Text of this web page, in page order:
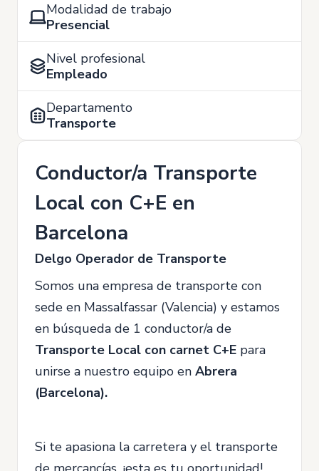
Modalidad de trabajo
Presencial
Nivel profesional
Empleado
Departamento
Transporte
Conductor/a Transporte
Local con C+E en
Barcelona
Delgo Operador de Transporte
Somos una empresa de transporte con
sede en Massalfassar (Valencia) y estamos
en búsqueda de 1 conductor/a de
Transporte Local con carnet C+E para
unirse a nuestro equipo en Abrera
(Barcelona).
Si te apasiona la carretera y el transporte